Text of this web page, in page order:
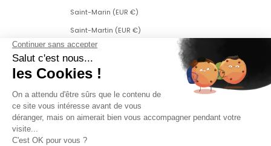
Saint-Marin (EUR €)
Saint-Martin (EUR €)
Saint-Martin (partie néerlandaise) (ANG ƒ)
Saint-Pierre-et-Miquelon (EUR €)
Singapour (SGD $)
Slovaquie (EUR €)
Slovénie (EUR €)